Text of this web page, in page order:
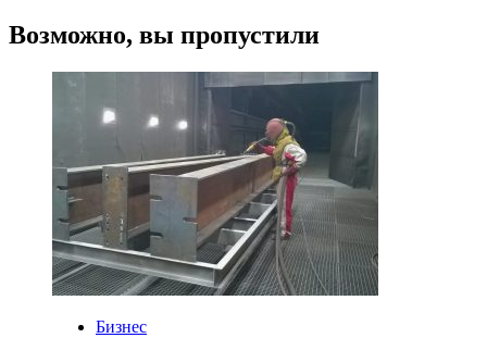
Возможно, вы пропустили
Бизнес